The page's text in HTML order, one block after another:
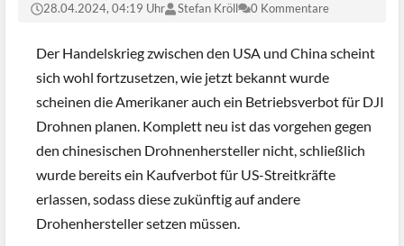
28.04.2024, 04:19 Uhr Stefan Kröll 0 Kommentare
Der Handelskrieg zwischen den USA und China scheint
sich wohl fortzusetzen, wie jetzt bekannt wurde
scheinen die Amerikaner auch ein Betriebsverbot für DJI
Drohnen planen. Komplett neu ist das vorgehen gegen
den chinesischen Drohnenhersteller nicht, schließlich
wurde bereits ein Kaufverbot für US-Streitkräfte
erlassen, sodass diese zukünftig auf andere
Drohenhersteller setzen müssen.